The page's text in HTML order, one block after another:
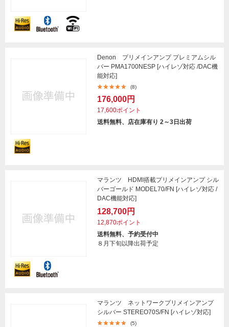
Denon プリメインアンプ プレミアムシル
バー PMA1700NESP [ハイレゾ対応 /DAC機
能対応]
(8)
176,000円
17,600ポイント
送料無料、店在庫有り 2～3日出荷
マランツ HDMI搭載プリメインアンプ シル
バーゴールド MODEL70/FN [ハイレゾ対応 /
DAC機能対応]
128,700円
12,870ポイント
送料無料、予約受付中
８月下旬以降出荷予定
マランツ ネットワークプリメインアンプ
シルバー STEREO70S/FN [ハイレゾ対応]
(5)